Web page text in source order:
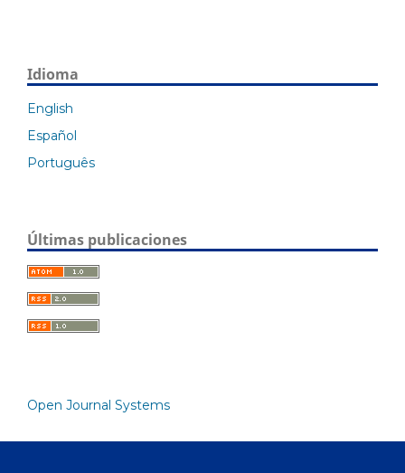
Idioma
English
Español
Português
Últimas publicaciones
Open Journal Systems